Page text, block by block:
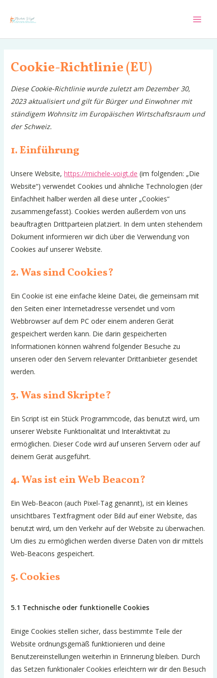
Inhalt
Cookie-Richtlinie (EU)
Diese Cookie-Richtlinie wurde zuletzt am Dezember 30,
2023 aktualisiert und gilt für Bürger und Einwohner mit
ständigem Wohnsitz im Europäischen Wirtschaftsraum und
der Schweiz.
1. Einführung
Unsere Website,https://michele-voigt.de (im folgenden: „Die
Website“) verwendet Cookies und ähnliche Technologien (der
Einfachheit halber werden all diese unter „Cookies“
zusammengefasst). Cookies werden außerdem von uns
beauftragten Drittparteien platziert. In dem unten stehendem
Dokument informieren wir dich über die Verwendung von
Cookies auf unserer Website.
2. Was sind Cookies?
Ein Cookie ist eine einfache kleine Datei, die gemeinsam mit
den Seiten einer Internetadresse versendet und vom
Webbrowser auf dem PC oder einem anderen Gerät
gespeichert werden kann. Die darin gespeicherten
Informationen können während folgender Besuche zu
unseren oder den Servern relevanter Drittanbieter gesendet
werden.
3. Was sind Skripte?
Ein Script ist ein Stück Programmcode, das benutzt wird, um
unserer Website Funktionalität und Interaktivität zu
ermöglichen. Dieser Code wird auf unseren Servern oder auf
deinem Gerät ausgeführt.
4. Was ist ein Web Beacon?
Ein Web-Beacon (auch Pixel-Tag genannt), ist ein kleines
unsichtbares Textfragment oder Bild auf einer Website, das
benutzt wird, um den Verkehr auf der Website zu überwachen.
Um dies zu ermöglichen werden diverse Daten von dir mittels
Web-Beacons gespeichert.
5. Cookies
5.1 Technische oder funktionelle Cookies
Einige Cookies stellen sicher, dass bestimmte Teile der
Website ordnungsgemäß funktionieren und deine
Benutzereinstellungen weiterhin in Erinnerung bleiben. Durch
das Setzen funktionaler Cookies erleichtern wir dir den Besuch